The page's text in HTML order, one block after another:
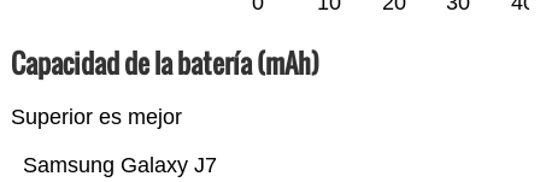
Capacidad de la batería (mAh)
Superior es mejor
Samsung Galaxy J7